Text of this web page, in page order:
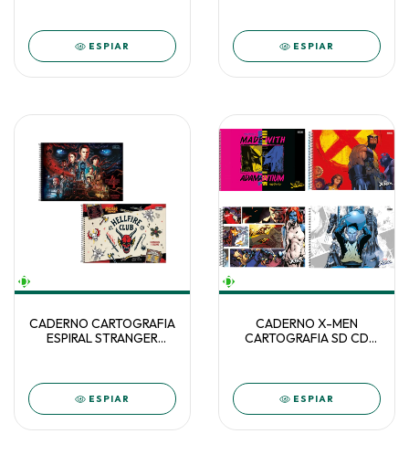
ESPIAR ESPIAR
CADERNO CARTOGRAFIA
ESPIRAL STRANGER
ESPIAR
CADERNO X-MEN
CARTOGRAFIA SD CD
ESPIAR